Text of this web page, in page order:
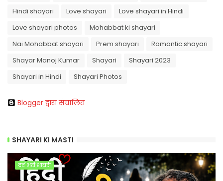
Hindi shayari
Love shayari
Love shayari in Hindi
Love shayari photos
Mohabbat ki shayari
Nai Mohabbat shayari
Prem shayari
Romantic shayari
Shayar Manoj Kumar
Shayari
Shayari 2023
Shayari in Hindi
Shayari Photos
Blogger द्वारा संचालित
SHAYARI KI MASTI
दर्द भरी शायरी